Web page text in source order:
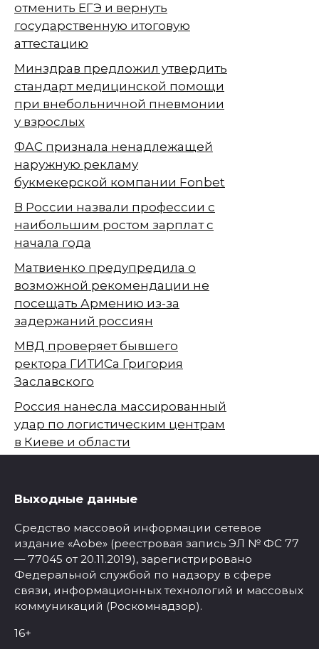
отменить ЕГЭ и вернуть
государственную итоговую
аттестацию
Минздрав предложил утвердить
стандарт медицинской помощи
при внебольничной пневмонии
у взрослых
ФАС признала ненадлежащей
наружную рекламу
букмекерской компании Fonbet
В России назвали профессии с
наибольшим ростом зарплат с
начала года
Матвиенко предупредила о
возможной рекомендации не
посещать Армению из-за
задержаний россиян
МВД проверяет бывшего
ректора ГИТИСа Григория
Заславского
Россия нанесла массированный
удар по логистическим центрам
в Киеве и области
Выходные данные
Средство массовой информации сетевое
издание «Aobe» (реестровая запись ЭЛ № ФС 77
— 77045 от 20.11.2019), зарегистрировано
Федеральной службой по надзору в сфере
связи, информационных технологий и массовых
коммуникаций (Роскомнадзор).
16+